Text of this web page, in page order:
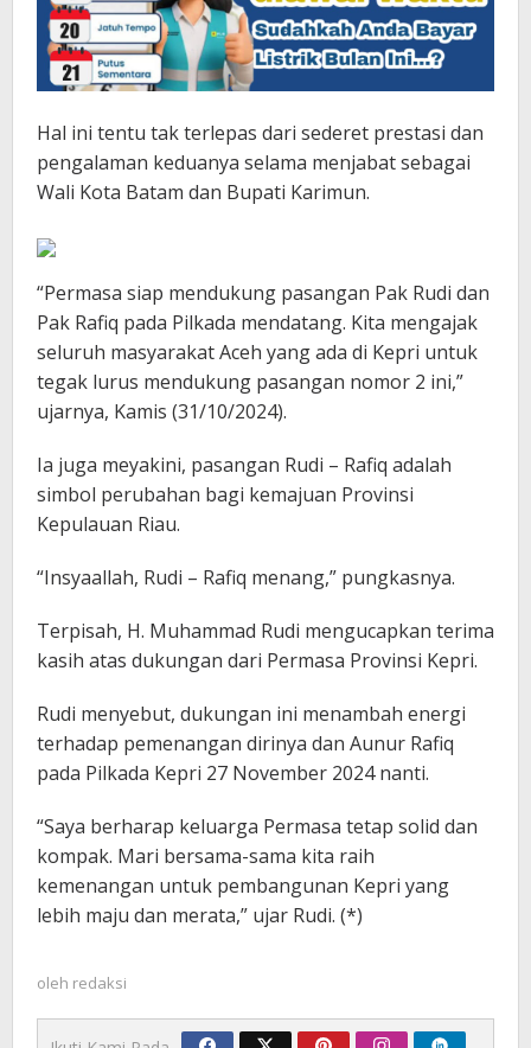
Hal ini tentu tak terlepas dari sederet prestasi dan
pengalaman keduanya selama menjabat sebagai
Wali Kota Batam dan Bupati Karimun.
“Permasa siap mendukung pasangan Pak Rudi dan
Pak Rafiq pada Pilkada mendatang. Kita mengajak
seluruh masyarakat Aceh yang ada di Kepri untuk
tegak lurus mendukung pasangan nomor 2 ini,”
ujarnya, Kamis (31/10/2024).
Ia juga meyakini, pasangan Rudi – Rafiq adalah
simbol perubahan bagi kemajuan Provinsi
Kepulauan Riau.
“Insyaallah, Rudi – Rafiq menang,” pungkasnya.
Terpisah, H. Muhammad Rudi mengucapkan terima
kasih atas dukungan dari Permasa Provinsi Kepri.
Rudi menyebut, dukungan ini menambah energi
terhadap pemenangan dirinya dan Aunur Rafiq
pada Pilkada Kepri 27 November 2024 nanti.
“Saya berharap keluarga Permasa tetap solid dan
kompak. Mari bersama-sama kita raih
kemenangan untuk pembangunan Kepri yang
lebih maju dan merata,” ujar Rudi. (*)
oleh redaksi